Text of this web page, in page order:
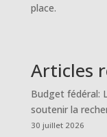
place.
Articles
Budget fédéral:
soutenir la
30 juillet 2026